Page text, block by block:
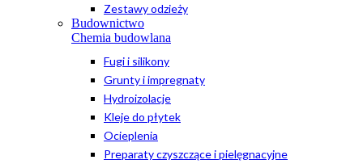
Zestawy odzieży
Budownictwo
Chemia budowlana
Fugi i silikony
Grunty i impregnaty
Hydroizolacje
Kleje do płytek
Ocieplenia
Preparaty czyszczące i pielęgnacyjne